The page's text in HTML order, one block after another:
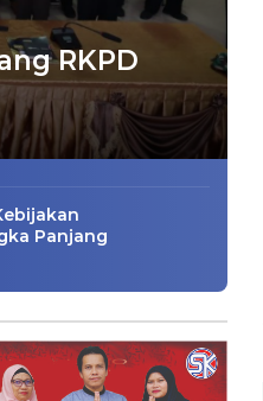
RKPD
Panjang